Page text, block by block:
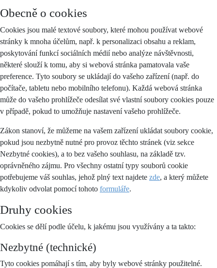
Obecně o cookies
Cookies jsou malé textové soubory, které mohou používat webové
stránky k mnoha účelům, např. k personalizaci obsahu a reklam,
poskytování funkcí sociálních médií nebo analýze návštěvnosti,
některé slouží k tomu, aby si webová stránka pamatovala vaše
preference. Tyto soubory se ukládají do vašeho zařízení (např. do
počítače, tabletu nebo mobilního telefonu). Každá webová stránka
může do vašeho prohlížeče odesílat své vlastní soubory cookies pouze
v případě, pokud to umožňuje nastavení vašeho prohlížeče.
Zákon stanoví, že můžeme na vašem zařízení ukládat soubory cookie,
pokud jsou nezbytně nutné pro provoz těchto stránek (viz sekce
Nezbytné cookies), a to bez vašeho souhlasu, na základě tzv.
oprávněného zájmu. Pro všechny ostatní typy souborů cookie
potřebujeme váš souhlas, jehož plný text najdete zde, a který můžete
kdykoliv odvolat pomocí tohoto formuláře.
Druhy cookies
Cookies se dělí podle účelu, k jakému jsou využívány a ta takto:
Nezbytné (technické)
Tyto cookies pomáhají s tím, aby byly webové stránky použitelné.